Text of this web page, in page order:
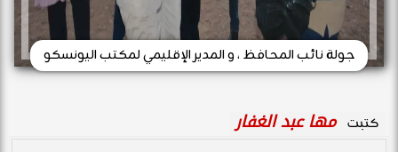
جولة نائب المحافظ ، و المدير الإقليمي لمكتب اليونسكو
كتبت مها عبد الغفار